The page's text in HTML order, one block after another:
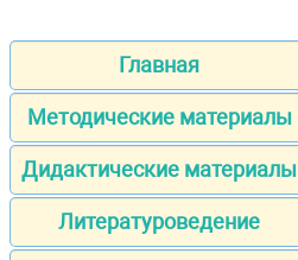
Главная
Методические материалы
Дидактические материалы
Литературоведение